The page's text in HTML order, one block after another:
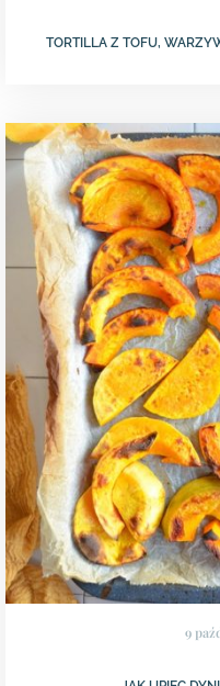
TORTILLA Z TOFU,
9